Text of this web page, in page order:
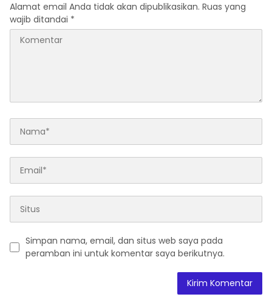
Alamat email Anda tidak akan dipublikasikan. Ruas yang
wajib ditandai *
Simpan nama, email, dan situs web saya pada
peramban ini untuk komentar saya berikutnya.